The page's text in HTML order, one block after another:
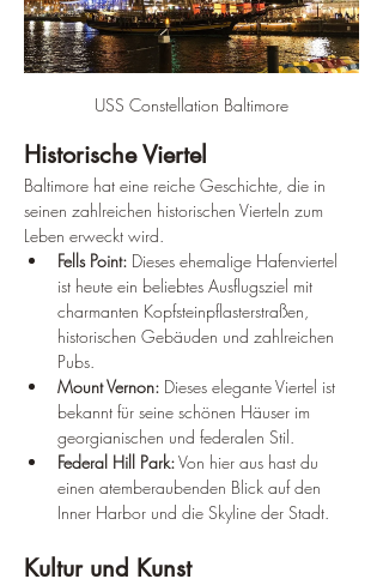
USS Constellation Baltimore
Historische Viertel
Baltimore hat eine reiche Geschichte, die in
seinen zahlreichen historischen Vierteln zum
Leben erweckt wird.
Fells Point: Dieses ehemalige Hafenviertel
ist heute ein beliebtes Ausflugsziel mit
charmanten Kopfsteinpflasterstraßen,
historischen Gebäuden und zahlreichen
Pubs.
Mount Vernon: Dieses elegante Viertel ist
bekannt für seine schönen Häuser im
georgianischen und federalen Stil.
Federal Hill Park: Von hier aus hast du
einen atemberaubenden Blick auf den
Inner Harbor und die Skyline der Stadt.
Kultur und Kunst